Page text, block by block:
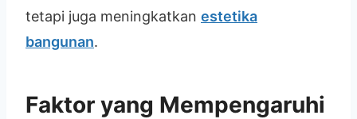
tetapi juga meningkatkan estetika
bangunan.
Faktor yang Mempengaruhi